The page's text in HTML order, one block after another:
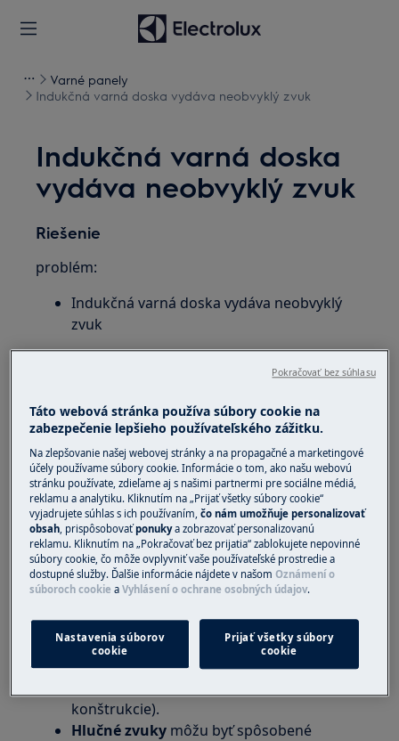
Varné panely
Indukčná varná doska vydáva neobvyklý zvuk
Indukčná varná doska
vydáva neobvyklý zvuk
Riešenie
problém:
Indukčná varná doska vydáva neobvyklý
zvuk
Platí pre:
voľne stojaci sporák s indukčnou varnou
doskou
Riešenie:
Možné prevádzkové zvuky indukčnej varnej
dosky:
Praskajúce zvukymôžu byť spôsobené
kuchynským riadom vyrobeným z rôznych
materiálov (druh konštrukcie).
Pískavé zvukymôžu byť spôsobené
použitím jednej alebo viacerých varných
zón s veľkým ohrievacím stupňom a
konštrukcie).
Hlučné zvuky môžu byť spôsobené
Táto webová stránka používa súbory cookie na
zabezpečenie lepšieho používateľského zážitku.
Na zlepšovanie našej webovej stránky a na propagačné a marketingové
účely používame súbory cookie. Informácie o tom, ako našu webovú
stránku používate, zdieľame aj s našimi partnermi pre sociálne médiá,
reklamu a analytiku. Kliknutím na „Prijať všetky súbory cookie“
vyjadrujete súhlas s ich používaním,čo nám umožňuje personalizovať
obsah, prispôsobovaťponukya zobrazovať personalizovanú
reklamu. Kliknutím na „Pokračovať bez prijatia“ zablokujete nepovinné
súbory cookie, čo môže ovplyvniť vaše používateľské prostredie a
dostupné služby. Ďalšie informácie nájdete v našomOznámení o
súboroch cookie aVyhlásení o ochrane osobných údajov.
Nastavenia súborov
cookie
Prijať všetky súbory
cookie
Pokračovať bez súhlasu